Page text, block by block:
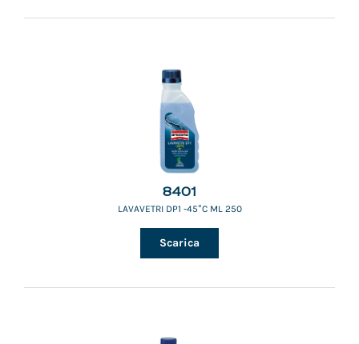
8401
LAVAVETRI DP1 -45°C ML 250
Scarica